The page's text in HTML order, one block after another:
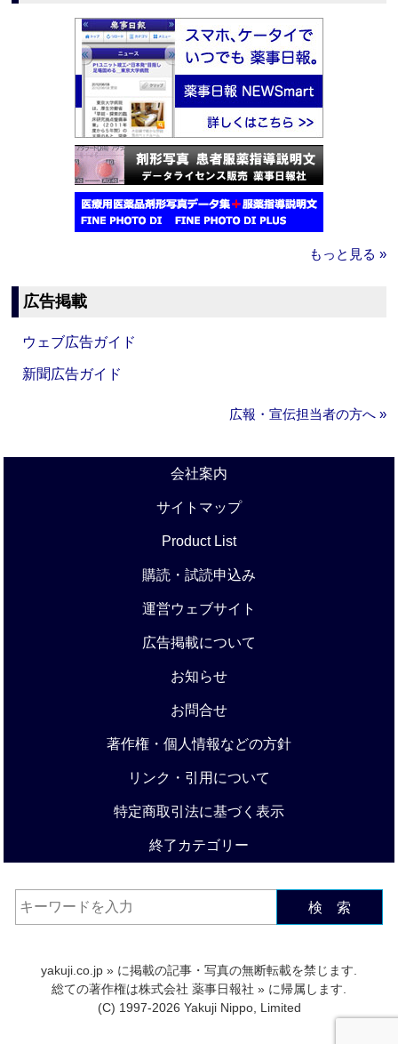
もっと見る »
広告掲載
ウェブ広告ガイド
新聞広告ガイド
広報・宣伝担当者の方へ »
会社案内
サイトマップ
Product List
購読・試読申込み
運営ウェブサイト
広告掲載について
お知らせ
お問合せ
著作権・個人情報などの方針
リンク・引用について
特定商取引法に基づく表示
終了カテゴリー
検 索
yakuji.co.jp » に掲載の記事・写真の無断転載を禁じます.
総ての著作権は株式会社 薬事日報社 » に帰属します.
(C) 1997-2026 Yakuji Nippo, Limited